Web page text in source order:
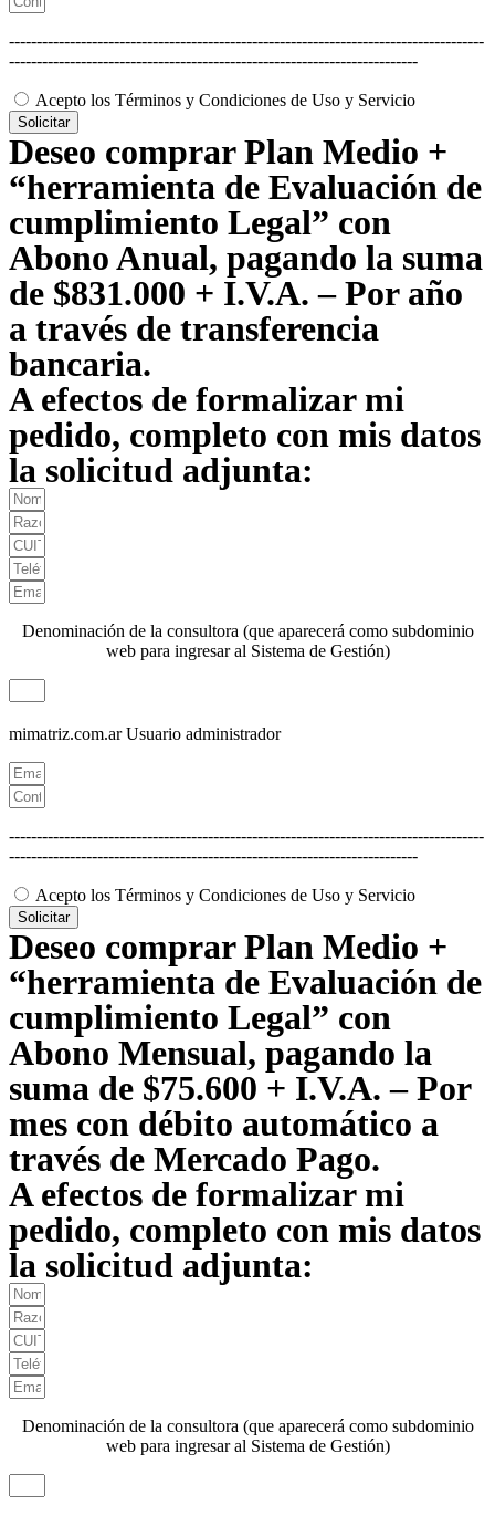
--------------------------------------------------------------------------------------
--------------------------------------------------------------------------
Acepto los Términos y Condiciones de Uso y Servicio
Solicitar
Deseo comprar Plan Medio +
“herramienta de Evaluación de
cumplimiento Legal” con
Abono Anual, pagando la suma
de $831.000 + I.V.A. – Por año
a través de transferencia
bancaria.
A efectos de formalizar mi
pedido, completo con mis datos
la solicitud adjunta:
Denominación de la consultora (que aparecerá como subdominio
web para ingresar al Sistema de Gestión)
mimatriz.com.ar Usuario administrador
--------------------------------------------------------------------------------------
--------------------------------------------------------------------------
Acepto los Términos y Condiciones de Uso y Servicio
Solicitar
Deseo comprar Plan Medio +
“herramienta de Evaluación de
cumplimiento Legal” con
Abono Mensual, pagando la
suma de $75.600 + I.V.A. – Por
mes con débito automático a
través de Mercado Pago.
A efectos de formalizar mi
pedido, completo con mis datos
la solicitud adjunta:
Denominación de la consultora (que aparecerá como subdominio
web para ingresar al Sistema de Gestión)